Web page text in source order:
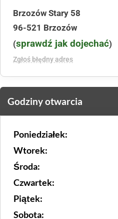
Brzozów Stary 58
96-521 Brzozów
(sprawdź jak dojechać)
Zgłoś błędny adres
Godziny otwarcia
Poniedziałek:
Wtorek:
Środa:
Czwartek:
Piątek:
Sobota: